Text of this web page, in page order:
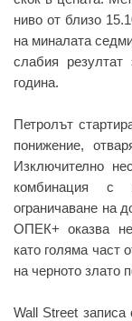
ниво от близо
на миналата
слабия
година.
Петролът
понижение,
Изключително
комбинация с
ограничаване на
ОПЕК+ оказва
като голяма част
на черното злато
Wall Street